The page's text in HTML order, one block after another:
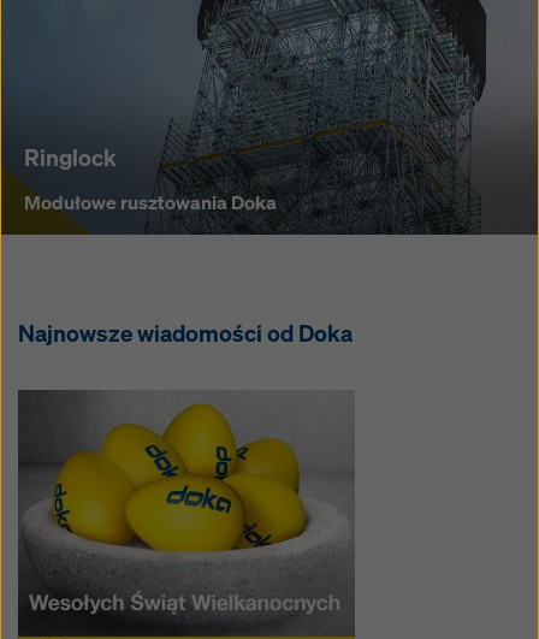
Ringlock
Modułowe rusztowania Doka
Modułowe
rusztowania
Doka
Najnowsze wiadomości od Doka